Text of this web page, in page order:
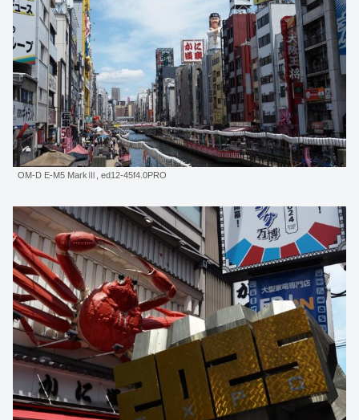
OM-D E-M5 MarkⅢ, ed12-45f4.0PRO